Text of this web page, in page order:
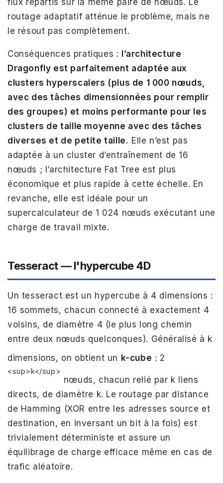
routage adaptatif atténue le problème, mais ne
le résout pas complètement.
Conséquences pratiques : l’architecture
Dragonfly est parfaitement adaptée aux
clusters hyperscalers (plus de 1 000 nœuds,
avec des tâches dimensionnées pour remplir
des groupes) et moins performante pour les
clusters de taille moyenne avec des tâches
diverses et de petite taille. Elle n’est pas
adaptée à un cluster d’entraînement de 16
nœuds ; l’architecture Fat Tree est plus
économique et plus rapide à cette échelle. En
revanche, elle est idéale pour un
supercalculateur de 1 024 nœuds exécutant une
charge de travail mixte.
Tesseract — l'hypercube 4D
Un tesseract est un hypercube à 4 dimensions :
16 sommets, chacun connecté à exactement 4
voisins, de diamètre 4 (le plus long chemin
entre deux nœuds quelconques). Généralisé à k
dimensions, on obtient un k-cube : 2
<sup>k</sup>
nœuds, chacun relié par k liens
directs, de diamètre k. Le routage par distance
de Hamming (XOR entre les adresses source et
destination, en inversant un bit à la fois) est
trivialement déterministe et assure un
équilibrage de charge efficace même en cas de
trafic aléatoire.